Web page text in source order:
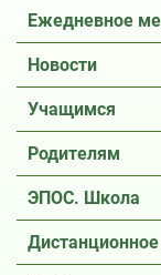
Ежедневное
Новости
Учащимся
Родителям
ЭПОС. Школа